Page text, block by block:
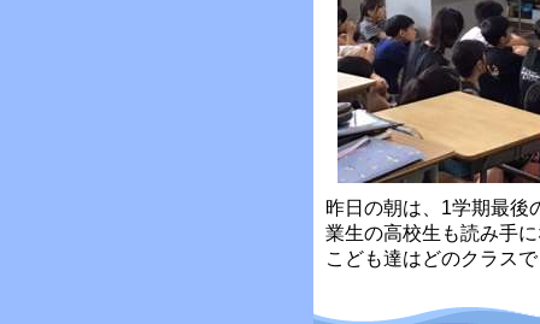
昨日の朝は、1学期最後
業生の高校生も読み手
こども達はどのクラス